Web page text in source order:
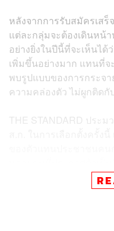
หลังจากการรับสมัครเส
แต่ละกลุ่มจะต้องเดินหน้า
อย่างยิ่งในปีนี้ที่จะเห็นไ
เพิ่มขึ้นอย่างมาก แทนที่จ
พบรูปแบบของการกระจา
ความคล่องตัว ไม่ผูกติด
THE STANDARD ประม